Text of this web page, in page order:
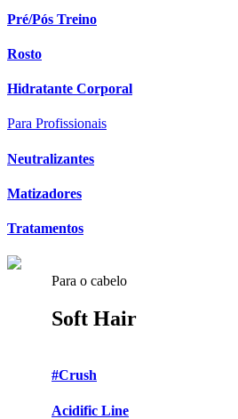
Pré/Pós Treino
Rosto
Hidratante Corporal
Para Profissionais
Neutralizantes
Matizadores
Tratamentos
Para o cabelo
Soft Hair
#Crush
Acidific Line